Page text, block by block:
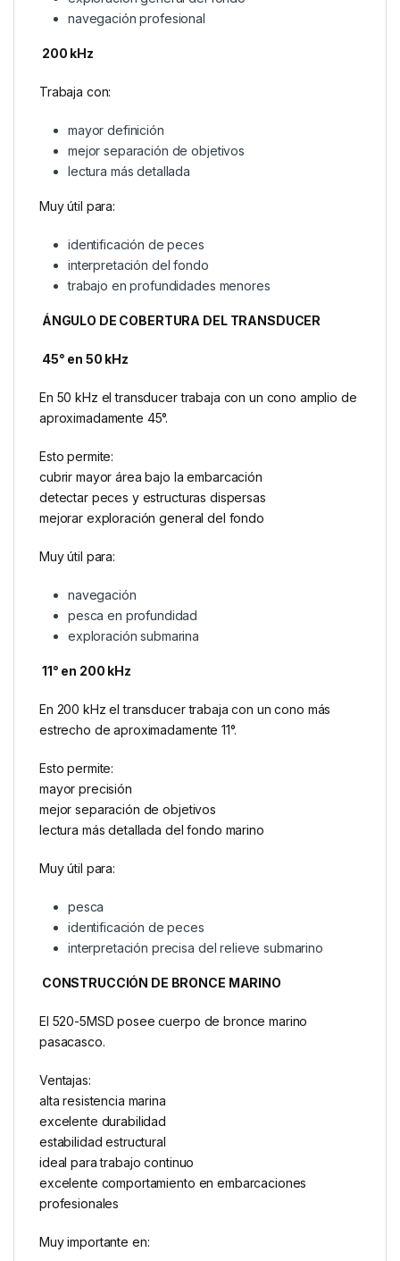
navegación profesional
200 kHz
Trabaja con:
mayor definición
mejor separación de objetivos
lectura más detallada
Muy útil para:
identificación de peces
interpretación del fondo
trabajo en profundidades menores
ÁNGULO DE COBERTURA DEL TRANSDUCER
45° en 50 kHz
En 50 kHz el transducer trabaja con un cono amplio de
aproximadamente 45°.
Esto permite:
cubrir mayor área bajo la embarcación
detectar peces y estructuras dispersas
mejorar exploración general del fondo
Muy útil para:
navegación
pesca en profundidad
exploración submarina
11° en 200 kHz
En 200 kHz el transducer trabaja con un cono más
estrecho de aproximadamente 11°.
Esto permite:
mayor precisión
mejor separación de objetivos
lectura más detallada del fondo marino
Muy útil para:
pesca
identificación de peces
interpretación precisa del relieve submarino
CONSTRUCCIÓN DE BRONCE MARINO
El 520-5MSD posee cuerpo de bronce marino
pasacasco.
Ventajas:
alta resistencia marina
excelente durabilidad
estabilidad estructural
ideal para trabajo continuo
excelente comportamiento en embarcaciones
profesionales
Muy importante en: